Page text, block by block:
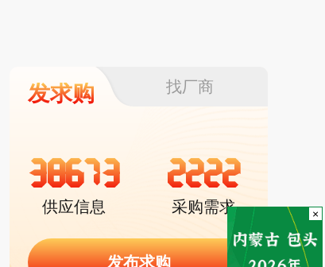
发求购 找厂商
38673
供应信息
2222
采购需求
发布求购
×